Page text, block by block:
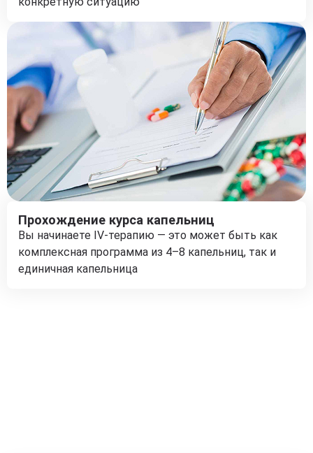
Прохождение курса капельниц
Вы начинаете IV-терапию — это может быть как
комплексная программа из 4–8 капельниц, так и
единичная капельница